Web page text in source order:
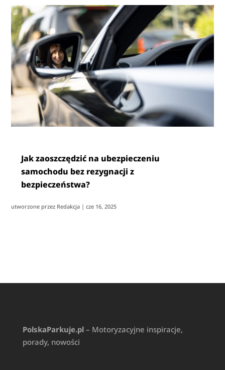
Jak zaoszczędzić na ubezpieczeniu
samochodu bez rezygnacji z
bezpieczeństwa?
utworzone przez Redakcja |cze 16, 2025
PolskaParkuje.pl– Motoryzacyjne inspiracje,
porady, nowości